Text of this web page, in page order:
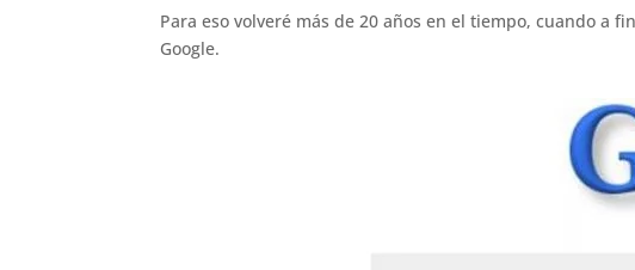
Para eso volveré más de 20 años en el tiempo, cuando a
Google.